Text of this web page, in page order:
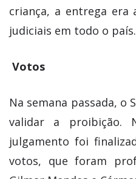
criança, a entrega era
judiciais em todo o país.
Votos
Na semana passada, o
validar a proibição.
julgamento foi
votos, que foram